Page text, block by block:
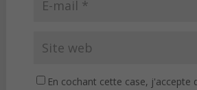
En cochant cette case, j'accepte